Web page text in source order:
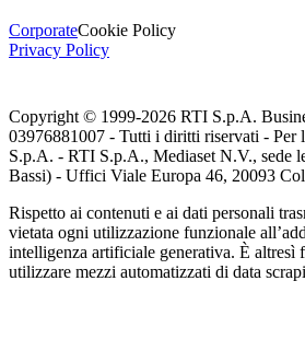
CorporateCookie Policy
Privacy Policy
Copyright © 1999-2026 RTI S.p.A.
03976881007 - Tutti i diritti riservati - Per
S.p.A. - RTI S.p.A., Mediaset N.V., sede
Bassi) - Uffici Viale Europa 46, 20093
Rispetto ai contenuti e ai dati personali
vietata ogni utilizzazione funzionale
intelligenza artificiale generativa. È altresì
utilizzare mezzi automatizzati di data